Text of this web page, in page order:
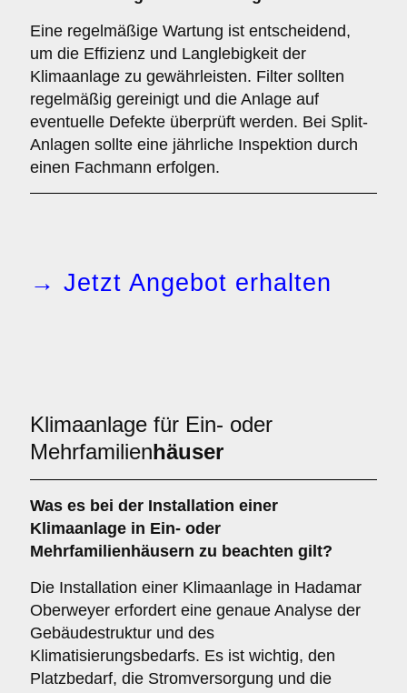
Eine regelmäßige Wartung ist entscheidend,
um die Effizienz und Langlebigkeit der
Klimaanlage zu gewährleisten. Filter sollten
regelmäßig gereinigt und die Anlage auf
eventuelle Defekte überprüft werden. Bei Split-
Anlagen sollte eine jährliche Inspektion durch
einen Fachmann erfolgen.
→ Jetzt Angebot erhalten
Klimaanlage für Ein- oder
Mehrfamilienhäuser
Was es bei der Installation einer
Klimaanlage in Ein- oder
Mehrfamilienhäusern zu beachten gilt?
Die Installation einer Klimaanlage in Hadamar
Oberweyer erfordert eine genaue Analyse der
Gebäudestruktur und des
Klimatisierungsbedarfs. Es ist wichtig, den
Platzbedarf, die Stromversorgung und die